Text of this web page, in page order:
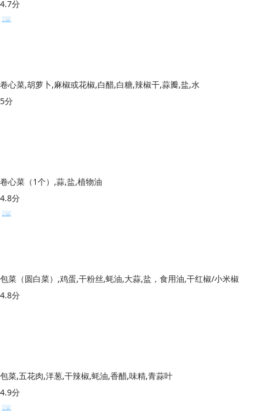
4.7分
卷心菜,胡萝卜,麻椒或花椒,白醋,白糖,辣椒干,蒜瓣,盐,水
5分
卷心菜（1个）,蒜,盐,植物油
4.8分
包菜（圆白菜）,鸡蛋,干粉丝,蚝油,大蒜,盐，食用油,干红椒/小米椒
4.8分
包菜,五花肉,洋葱,干辣椒,蚝油,香醋,味精,青蒜叶
4.9分